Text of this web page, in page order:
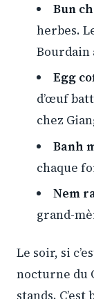
Bun
herbes.
Bourdain
Egg
d’œuf
chez
Banh
chaque
Nem
grand-
Le soir, si
nocturne du
stands.